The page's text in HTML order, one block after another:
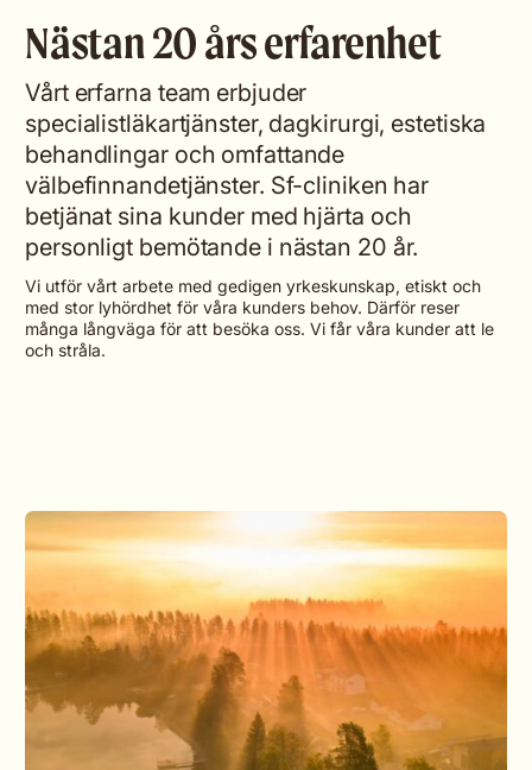
Nästan 20 års erfarenhet
Vårt erfarna team erbjuder
specialistläkartjänster, dagkirurgi, estetiska
behandlingar och omfattande
välbefinnandetjänster. Sf-cliniken har
betjänat sina kunder med hjärta och
personligt bemötande i nästan 20 år.
Vi utför vårt arbete med gedigen yrkeskunskap, etiskt och
med stor lyhördhet för våra kunders behov. Därför reser
många långväga för att besöka oss. Vi får våra kunder att le
och stråla.